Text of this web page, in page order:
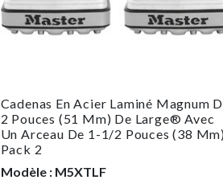
Cadenas En Acier Laminé Magnum
2 Pouces (51 Mm) De Large® Avec
Un Arceau De 1-1/2 Pouces (38
Pack 2
Modèle : M5XTLF